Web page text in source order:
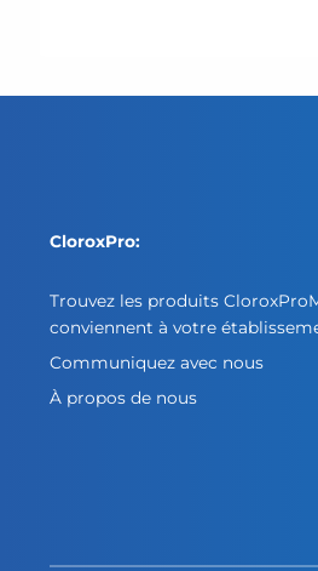
CloroxPro:
Trouvez les produits
conviennent à votre
Communiquez avec nous
À propos de nous